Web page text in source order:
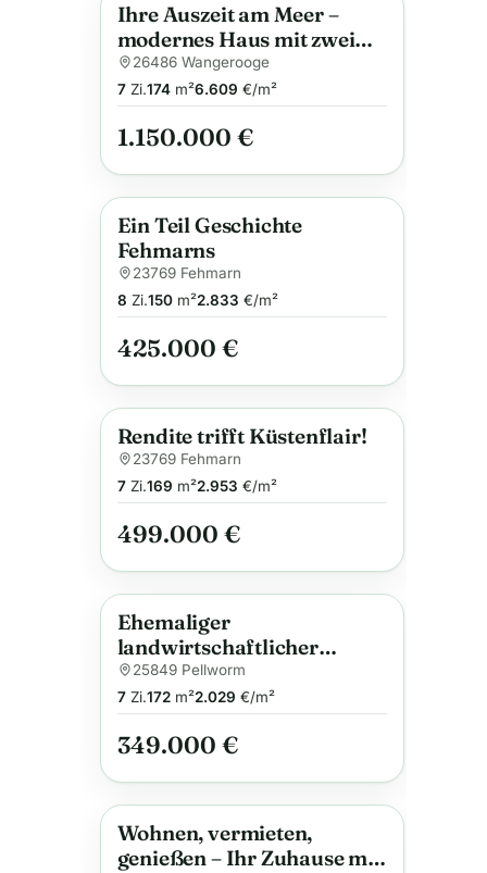
Anzeige
Ihre Auszeit am Meer –
modernes Haus mit zwei
Ferienwohnungen, Balkon,
Garten und zentral!
26486 Wangerooge
7Zi.174m²6.609 €/m²
1.150.000 €
Anzeige
Ein Teil Geschichte
Fehmarns
23769 Fehmarn
8 Zi.150m²2.833 €/m²
425.000 €
Anzeige
Rendite trifft Küstenflair!
23769 Fehmarn
7Zi.169 m²2.953 €/m²
499.000 €
Anzeige
Ehemaliger
landwirtschaftlicher
Betrieb mit ca. 1,27 ha
Grünland auf der
Nordseeinsel Pellworm
25849 Pellworm
7Zi.172m²2.029 €/m²
349.000 €
Anzeige
Wohnen, vermieten,
genießen – Ihr Zuhause mit